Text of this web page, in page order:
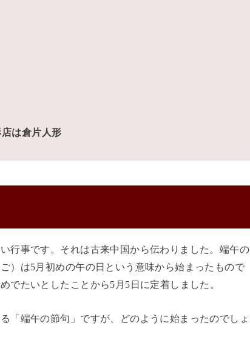
は倉片人形
行事です。それは古来中国から伝わりました。端午の
）は5月初めの午の日という意味から始まったもので
でたいとしたことから5月5日に定着しました。
「端午の節句」ですが、どのように始まったのでしょ